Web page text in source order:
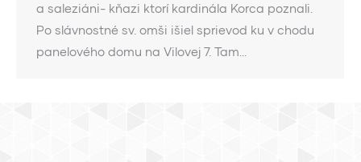
a saleziáni- kňazi ktorí kardinála Korca poznali.
Po slávnostné sv. omši išiel sprievod ku v chodu
panelového domu na Vilovej 7. Tam…